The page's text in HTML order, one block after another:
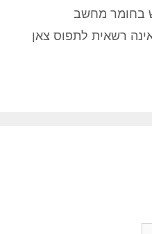
בחומר מחשב
רשאית לתפוס צאן